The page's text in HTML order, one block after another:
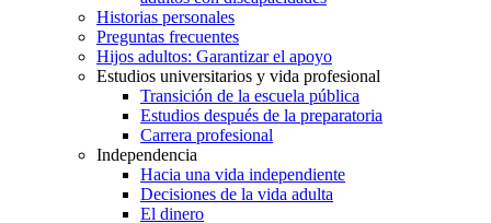
Historias personales
Preguntas frecuentes
Hijos adultos: Garantizar el apoyo
Estudios universitarios y vida profesional
Transición de la escuela pública
Estudios después de la preparatoria
Carrera profesional
Independencia
Hacia una vida independiente
Decisiones de la vida adulta
El dinero